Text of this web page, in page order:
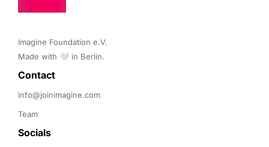
Imagine Foundation e.V.
Made with 🤍 in Berlin.
Contact
info@joinimagine.com
Team
Socials